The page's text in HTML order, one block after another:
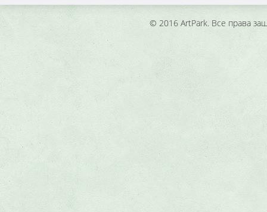
© 2016 ArtPark. Все права